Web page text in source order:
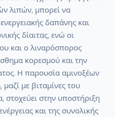
λιπών, μπορεί να
δαπάνης και
δίαιτας, ενώ οι
και ο λιναρόσπορος
κορεσμού και την
Η παρουσία αμινοξέων
με βιταμίνες του
στοχεύει στην υποστήριξη
και της συνολικής